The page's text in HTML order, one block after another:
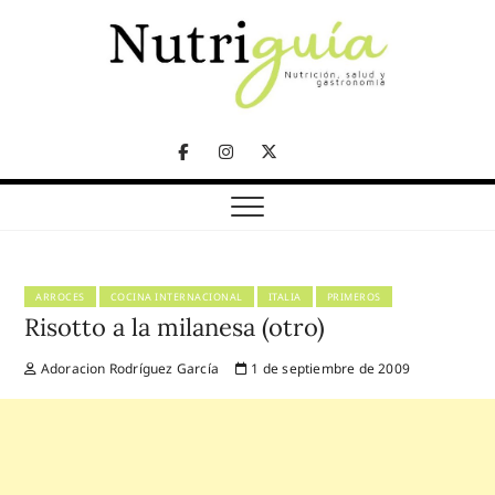
FacebookInstagram
Twitter
Telegram
Nutriguía (Desde
2002)
ARROCES COCINA INTERNACIONAL ITALIA PRIMEROS
Risotto a la milanesa (otro)
Adoracion Rodríguez García 1 de septiembre de 2009